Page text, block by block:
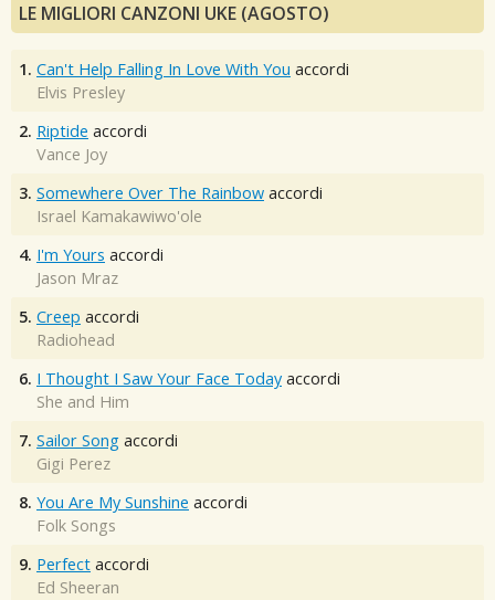
LE MIGLIORI CANZONI UKE (AGOSTO)
1. Can't Help Falling In Love With You accordi
Elvis Presley
2. Riptide accordi
Vance Joy
3. Somewhere Over The Rainbow accordi
Israel Kamakawiwo'ole
4. I'm Yours accordi
Jason Mraz
5. Creep accordi
Radiohead
6. I Thought I Saw Your Face Today accordi
She and Him
7. Sailor Song accordi
Gigi Perez
8. You Are My Sunshine accordi
Folk Songs
9. Perfect accordi
Ed Sheeran